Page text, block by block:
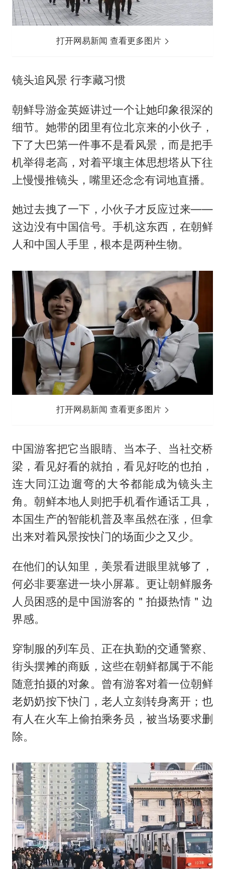
打开网易新闻 查看更多图片
镜头追风景 行李藏习惯
朝鲜导游金英姬讲过一个让她印象很深的
细节。她带的团里有位北京来的小伙子，
下了大巴第一件事不是看风景，而是把手
机举得老高，对着平壤主体思想塔从下往
上慢慢推镜头，嘴里还念念有词地直播。
她过去拽了一下，小伙子才反应过来——
这边没有中国信号。手机这东西，在朝鲜
人和中国人手里，根本是两种生物。
打开网易新闻 查看更多图片
中国游客把它当眼睛、当本子、当社交桥
梁，看见好看的就拍，看见好吃的也拍，
连大同江边遛弯的大爷都能成为镜头主
角。朝鲜本地人则把手机看作通话工具，
本国生产的智能机普及率虽然在涨，但拿
出来对着风景按快门的场面少之又少。
在他们的认知里，美景看进眼里就够了，
何必非要塞进一块小屏幕。更让朝鲜服务
人员困惑的是中国游客的＂拍摄热情＂边
界感。
穿制服的列车员、正在执勤的交通警察、
街头摆摊的商贩，这些在朝鲜都属于不能
随意拍摄的对象。曾有游客对着一位朝鲜
老奶奶按下快门，老人立刻转身离开；也
有人在火车上偷拍乘务员，被当场要求删
除。